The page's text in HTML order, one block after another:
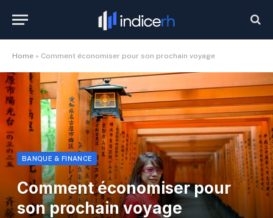
Home » Comment économiser pour son prochain voyage
BANQUE & FINANCE
Comment économiser pour
son prochain voyage